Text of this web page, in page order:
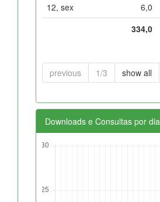
12, sex
6,0
334,0
previous 1/3 show all
Downloads e Consultas por dia